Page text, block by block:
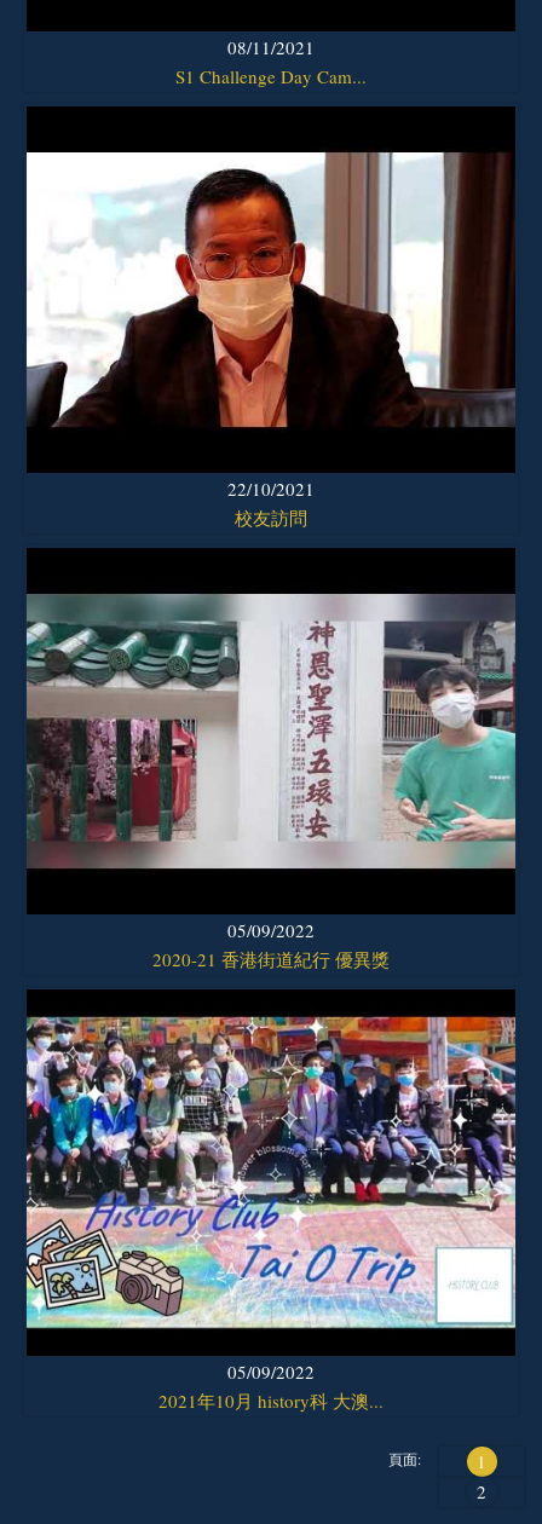
08/11/2021
S1 Challenge Day Cam...
22/10/2021
校友訪問
05/09/2022
2020-21 香港街道紀行 優異獎
05/09/2022
2021年10月 history科 大澳...
頁面:
1
2